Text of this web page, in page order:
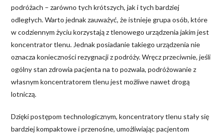
podróżach – zarówno tych krótszych, jak i tych bardziej
odległych. Warto jednak zauważyć, że istnieje grupa osób, które
w codziennym życiu korzystają z tlenowego urządzenia jakim jest
koncentrator tlenu. Jednak posiadanie takiego urządzenia nie
oznacza konieczności rezygnacji z podróży. Wręcz przeciwnie, jeśli
ogólny stan zdrowia pacjenta na to pozwala, podróżowanie z
własnym koncentratorem tlenu jest możliwe nawet drogą
lotniczą.
Dzięki postępom technologicznym, koncentratory tlenu stały się
bardziej kompaktowe i przenośne, umożliwiając pacjentom